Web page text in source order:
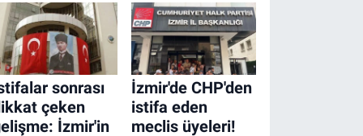
sonrası
çeken
İzmir'in
İzmir'de CHP'den
istifa eden
meclis üyeleri!